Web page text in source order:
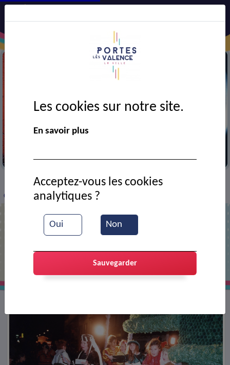
> VIE MUNICIPALE > Ressources documentaires
Char du corso
Les cookies sur notre site.
En savoir plus
Oui Non
Acceptez-vous les cookies
analytiques ?
Sauvegarder